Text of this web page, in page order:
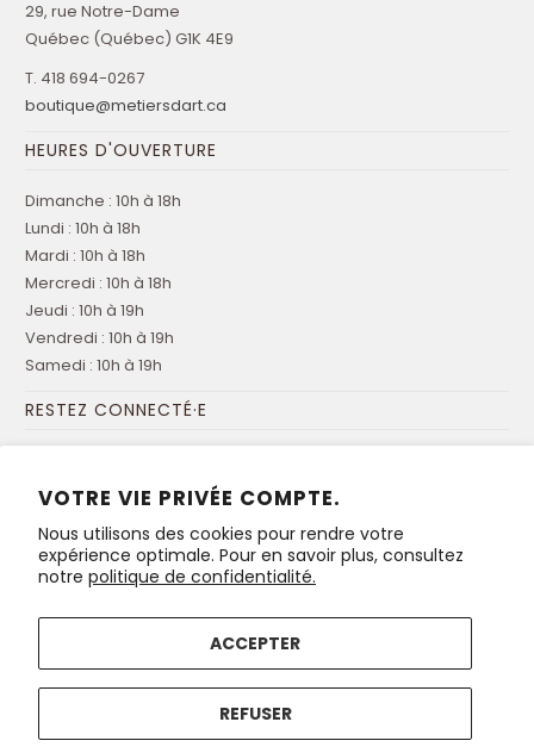
VOTRE VIE PRIVÉE COMPTE.
Nous utilisons des cookies pour rendre votre
expérience optimale. Pour en savoir plus, consultez
notre politique de confidentialité.
ACCEPTER
REFUSER
29, rue Notre-Dame
Québec (Québec) G1K 4E9
T. 418 694-0267
boutique@metiersdart.ca
HEURES D'OUVERTURE
Dimanche : 10h à 18h
Lundi : 10h à 18h
Mardi : 10h à 18h
Mercredi : 10h à 18h
Jeudi : 10h à 19h
Vendredi : 10h à 19h
Samedi : 10h à 19h
RESTEZ CONNECTÉ·E
nouveautés et promotions de la boutique!
© 2026Boutique métiers d'art. Conseil des métiers d'art du
Québec